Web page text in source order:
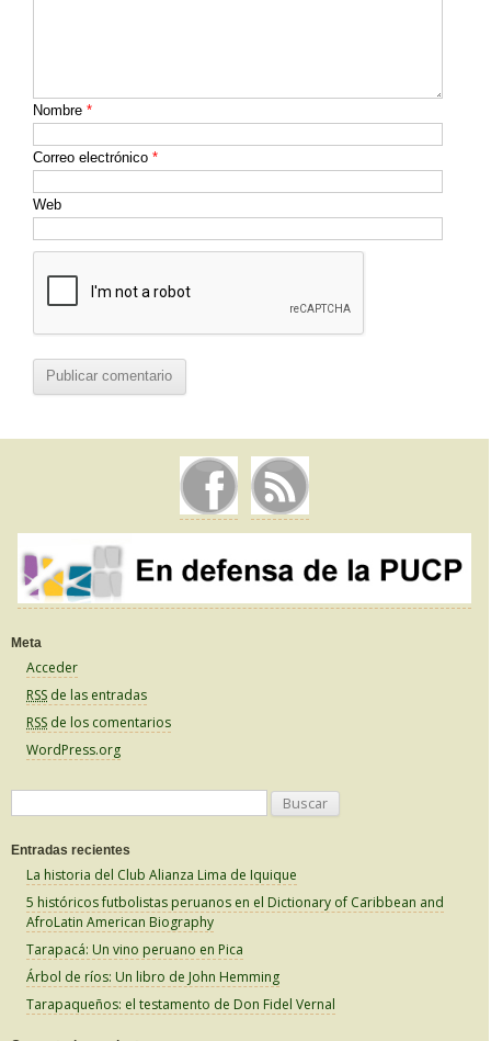
Nombre *
Correo electrónico *
Web
Meta
Acceder
RSS de las entradas
RSS de los comentarios
WordPress.org
sEntradas recientes
La historia del Club Alianza Lima de Iquique
5 históricos futbolistas peruanos en el Dictionary of Caribbean and
AfroLatin American Biography
Tarapacá: Un vino peruano en Pica
Árbol de ríos: Un libro de John Hemming
Tarapaqueños: el testamento de Don Fidel Vernal